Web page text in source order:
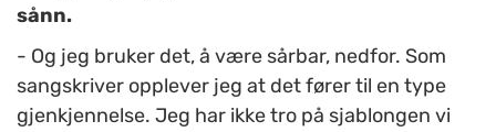
sånn.
- Og jeg bruker det, å være sårbar, nedfor. Som
sangskriver opplever jeg at det fører til en type
gjenkjennelse. Jeg har ikke tro på sjablongen vi